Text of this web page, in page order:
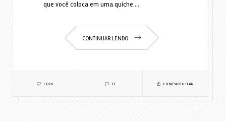
que você coloca em uma quiche.…
CONTINUAR LENDO
1.07K 13 COMPARTILHAR